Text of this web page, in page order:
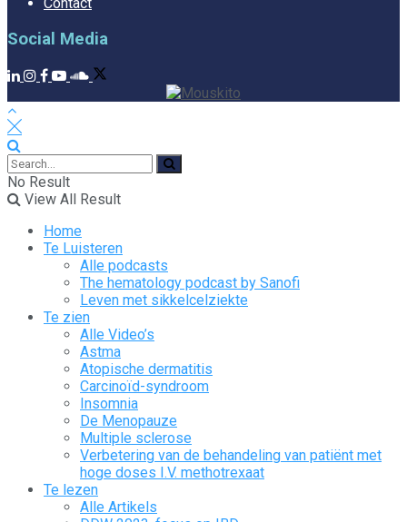
Contact
Social Media
No Result
View All Result
Home
Te Luisteren
Alle podcasts
The hematology podcast by Sanofi
Leven met sikkelcelziekte
Te zien
Alle Video’s
Astma
Atopische dermatitis
Carcinoïd-syndroom
Insomnia
De Menopauze
Multiple sclerose
Verbetering van de behandeling van patiënt met
hoge doses I.V. methotrexaat
Te lezen
Alle Artikels